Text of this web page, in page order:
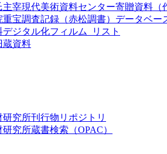
宰現代美術資料センター寄贈資料（
重宝調査記録（赤松調書）データベー
ジタル化フィルム_リスト
蔵資料
究所刊行物リポジトリ
究所蔵書検索（OPAC）